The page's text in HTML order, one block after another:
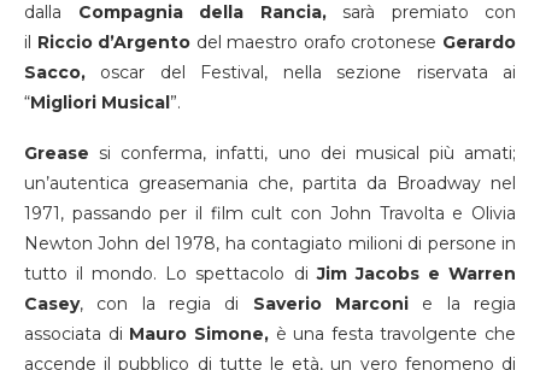
dalla Compagnia della Rancia,sarà premiato con
il Riccio d’Argento del maestro orafo crotonese Gerardo
Sacco, oscar del Festival, nella sezione riservata ai
“Migliori Musical ”.
Grease si conferma, infatti, uno dei musical più amati;
un’autentica greasemania che, partita da Broadway nel
1971, passando per il film cult con John Travolta e Olivia
Newton John del 1978, ha contagiato milioni di persone in
tutto il mondo. Lo spettacolo diJim Jacobs e Warren
Casey, con la regia di Saverio Marconi e la regia
associata di Mauro Simone,è una festa travolgente che
accende il pubblico di tutte le età, un vero fenomeno di